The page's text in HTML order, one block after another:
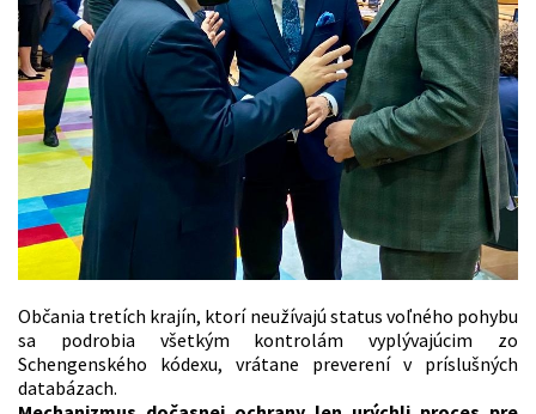
Občania tretích krajín, ktorí neužívajú status voľného pohybu
sa podrobia všetkým kontrolám vyplývajúcim zo
Schengenského kódexu, vrátane preverení v príslušných
databázach.